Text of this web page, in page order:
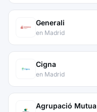
Generali
en Madrid
Cigna
en Madrid
Agrupació Mutua